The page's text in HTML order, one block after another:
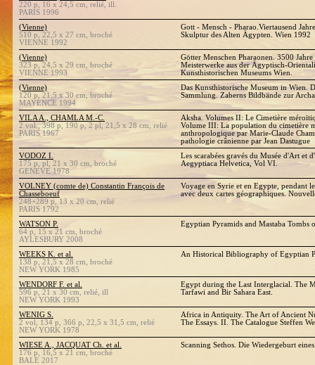
220 p, 16 x 24,5 cm, relié, ill.
PARIS 1996
(Vienne)
510 p, 22,5 x 27 cm, broché
VIENNE 1992
Gott - Mensch - Pharao.Viertausend
Skulptur des Alten Ägypten. Wien 1992
(Vienne)
323 p, 24,5 x 29 cm, broché
VIENNE 1993
Götter Menschen Pharaonen. 3500
Meisterwerke aus der Ägyptisch-
Kunsthistorischen Museums Wien.
(Vienne)
120 p, 21,5 x 30 cm, broché
MAYENCE 1994
Das Kunsthistorische Museum in Wien.
Sammlung. Zaberns Bildbände zur
VILA A., CHAMLA M.-C.
2 vol., 398 p, 190 p, 2 pl, 21,5 x 28 cm, relié
PARIS 1967
Aksha. Volumes II: Le Cimetière
Volume III: La population du cimetière
anthropologique par Marie-Claude
pathologie crânienne par Jean Dastugue
VODOZ I.
175 p, pl, 21 x 30 cm, broché
GENEVE 1978
Les scarabées gravés du Musée d'Art et
Aegyptiaca Helvetica, Vol VI.
VOLNEY (comte de) Constantin François de
Chasseboeuf
248+289 p, 13 x 20 cm, relié
PARIS 1792
Voyage en Syrie et en Egypte, pendant
avec deux cartes géographiques.
WATSON P.
64 p, 15 x 21 cm, broché
AYLESBURY 2008
Egyptian Pyramids and Mastaba Tombs
WEEKS K. et al.
138 p, 21,5 x 28 cm, broché
NEW YORK 1985
An Historical Bibliography of Egyptian
WENDORF F. et al.
596 p, 21 x 30 cm, relié, ill
NEW YORK 1993
Egypt during the Last Interglacial. The
Tarfawi and Bir Sahara East.
WENIG S.
2 vol, 134 p, 366 p, 22,5 x 31,5 cm, relié
NEW YORK 1978
Africa in Antiquity. The Art of Ancient
The Essays. II. The Catalogue Steffen
WIESE A., JACQUAT Ch. et al.
176 p, 16,5 x 21 cm, broché
BALE 2017
Scanning Sethos. Die Wiedergeburt